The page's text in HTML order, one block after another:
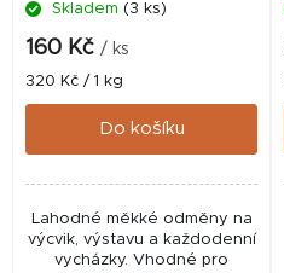
Skladem (3 ks)
160 Kč / ks
Měrná
cena:
320 Kč / 1 kg
Do košíku
Lahodné měkké odměny na
výcvik, výstavu a každodenní
vycházky. Vhodné pro